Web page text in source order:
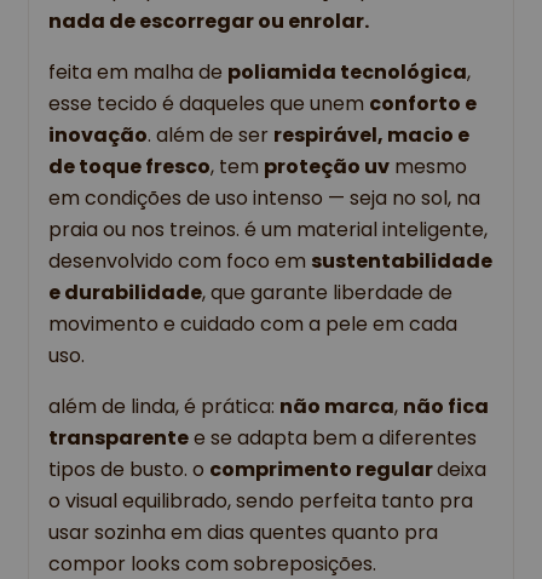
nada de escorregar ou enrolar.
feita em malha de poliamida tecnológica,
esse tecido é daqueles que unem conforto e
inovação. além de ser respirável, macio e
de toque fresco, tem proteção uv mesmo
em condições de uso intenso — seja no sol, na
praia ou nos treinos. é um material inteligente,
desenvolvido com foco em sustentabilidade
e durabilidade, que garante liberdade de
movimento e cuidado com a pele em cada
uso.
além de linda, é prática: não marca, não fica
transparente e se adapta bem a diferentes
tipos de busto. o comprimento regular deixa
o visual equilibrado, sendo perfeita tanto pra
usar sozinha em dias quentes quanto pra
compor looks com sobreposições.